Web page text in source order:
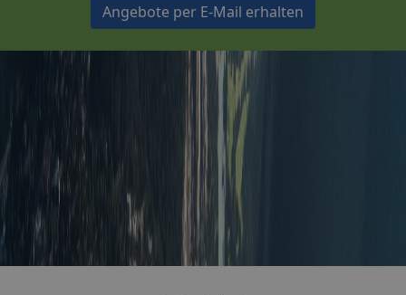
Angebote per E-Mail erhalten